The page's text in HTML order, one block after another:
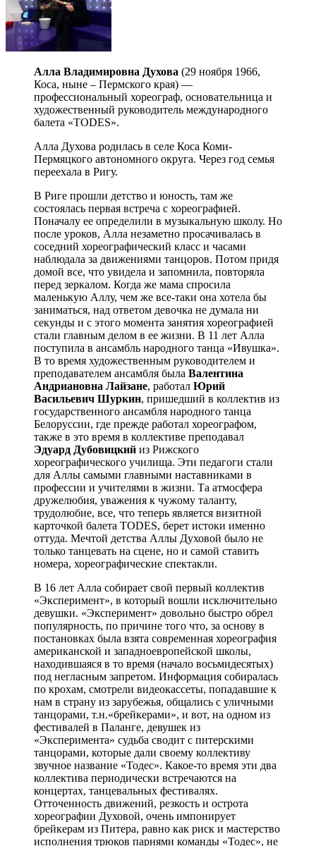
Алла Владимировна Духова (29 ноября 1966,
Коса, ныне – Пермского края) —
профессиональный хореограф, основательница и
художественный руководитель международного
балета «TODES».
Алла Духова родилась в селе Коса Коми-
Пермяцкого автономного округа. Через год семья
переехала в Ригу.
В Риге прошли детство и юность, там же
состоялась первая встреча с хореографией.
Поначалу ее определили в музыкальную школу. Но
после уроков, Алла незаметно просачивалась в
соседний хореографический класс и часами
наблюдала за движениями танцоров. Потом придя
домой все, что увидела и запомнила, повторяла
перед зеркалом. Когда же мама спросила
маленькую Аллу, чем же все-таки она хотела бы
заниматься, над ответом девочка не думала ни
секунды и с этого момента занятия хореографией
стали главным делом в ее жизни. В 11 лет Алла
поступила в ансамбль народного танца «Ивушка».
В то время художественным руководителем и
преподавателем ансамбля была Валентина
Андриановна Лайзане, работал Юрий
Васильевич Шуркин, пришедший в коллектив из
государственного ансамбля народного танца
Белоруссии, где прежде работал хореографом,
также в это время в коллективе преподавал
Эдуард Дубовицкий из Рижского
хореографического училища. Эти педагоги стали
для Аллы самыми главными наставниками в
профессии и учителями в жизни. Та атмосфера
дружелюбия, уважения к чужому таланту,
трудолюбие, все, что теперь является визитной
карточкой балета TODES, берет истоки именно
оттуда. Мечтой детства Аллы Духовой было не
только танцевать на сцене, но и самой ставить
номера, хореографические спектакли.
В 16 лет Алла собирает свой первый коллектив
«Эксперимент», в который вошли исключительно
девушки. «Эксперимент» довольно быстро обрел
популярность, по причине того что, за основу в
постановках была взята современная хореография
американской и западноевропейской школы,
находившаяся в то время (начало восьмидесятых)
под негласным запретом. Информация собиралась
по крохам, смотрели видеокассеты, попадавшие к
нам в страну из зарубежья, общались с уличными
танцорами, т.н.«брейкерами», и вот, на одном из
фестивалей в Паланге, девушек из
«Эксперимента» судьба сводит с питерскими
танцорами, которые дали своему коллективу
звучное название «Тодес». Какое-то время эти два
коллектива периодически встречаются на
концертах, танцевальных фестивалях.
Отточенность движений, резкость и острота
хореографии Духовой, очень импонирует
брейкерам из Питера, равно как риск и мастерство
исполнения трюков парнями команды «Тодес», не